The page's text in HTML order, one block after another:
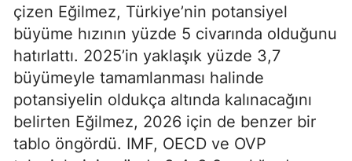
çizen Eğilmez, Türkiye’nin potansiyel
büyüme hızının yüzde 5 civarında olduğunu
hatırlattı. 2025’in yaklaşık yüzde 3,7
büyümeyle tamamlanması halinde
potansiyelin oldukça altında kalınacağını
belirten Eğilmez, 2026 için de benzer bir
tablo öngördü. IMF, OECD ve OVP